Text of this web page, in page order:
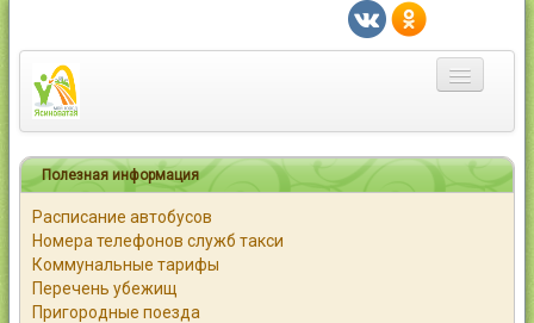
Главная
Статьи
Каталог
Полезная информация
Расписание автобусов
Номера телефонов служб такси
Коммунальные тарифы
Перечень убежищ
Пригородные поезда